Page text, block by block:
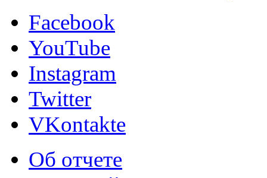
Facebook
YouTube
Instagram
Twitter
VKontakte
Об отчете